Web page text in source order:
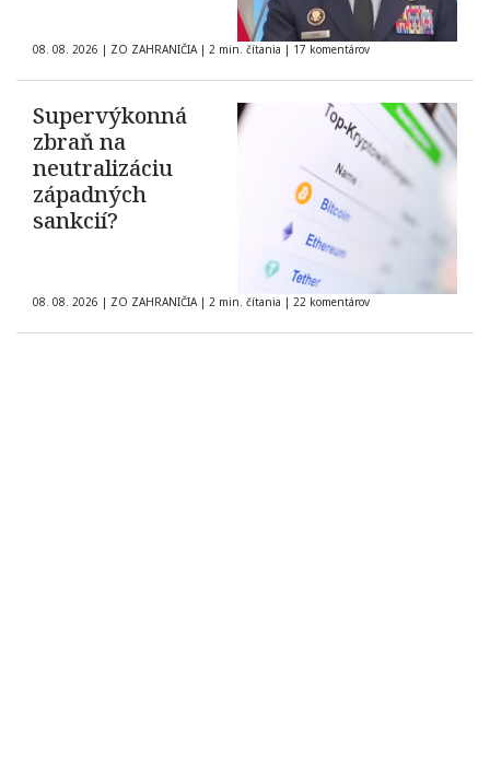
08. 08. 2026 | ZO ZAHRANIČIA | 2 min. čítania | 17 komentárov
Supervýkonná
zbraň na
neutralizáciu
západných
sankcií?
08. 08. 2026 | ZO ZAHRANIČIA | 2 min. čítania | 22 komentárov